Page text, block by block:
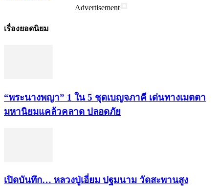
Advertisement
เรื่องยอดนิยม
“พระ​นาง​พญา” 1 ใน 5​ ชุดเบญจ​ภาคี​ เด่นทางเมตตา​
มหา​นิยม​แคล้วคลาด​ ปลอดภัย​
เปิดบันทึก… หลวงปู่เอี่ยม ​ปฐม​นาม​ วัดสะพานสูง​